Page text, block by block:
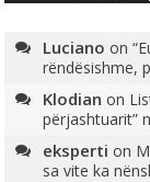
Luciano on
rëndësishme,
Klodian on
përjashtuarit”
eksperti on
sa vite ka